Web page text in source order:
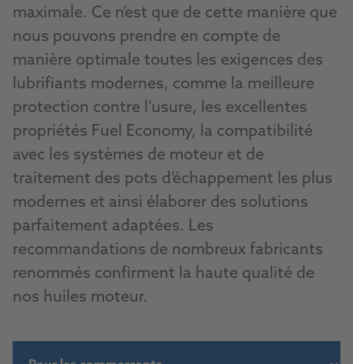
maximale. Ce n’est que de cette manière que
nous pouvons prendre en compte de
manière optimale toutes les exigences des
lubrifiants modernes, comme la meilleure
protection contre l’usure, les excellentes
propriétés Fuel Economy, la compatibilité
avec les systèmes de moteur et de
traitement des pots d’échappement les plus
modernes et ainsi élaborer des solutions
parfaitement adaptées. Les
recommandations de nombreux fabricants
renommés confirment la haute qualité de
nos huiles moteur.